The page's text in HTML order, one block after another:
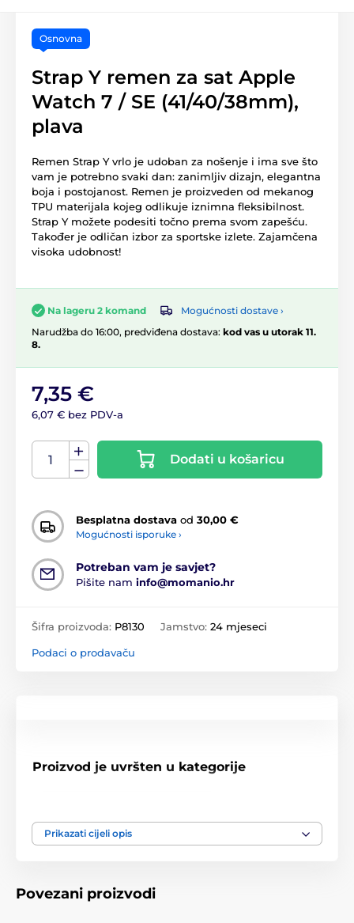
Osnovna
Strap Y remen za sat Apple
Watch 7 / SE (41/40/38mm),
plava
Remen Strap Y vrlo je udoban za nošenje i ima sve što
vam je potrebno svaki dan: zanimljiv dizajn, elegantna
boja i postojanost. Remen je proizveden od mekanog
TPU materijala kojeg odlikuje iznimna fleksibilnost.
Strap Y možete podesiti točno prema svom zapešću.
Također je odličan izbor za sportske izlete. Zajamčena
visoka udobnost!
Na lageru 2 komand
Mogućnosti dostave ›
Narudžba do 16:00, predviđena dostava: kod vas u utorak 11.
8.
7,35 €
6,07 € bez PDV-a
Dodati u košaricu
Besplatna dostava od 30,00 €
Mogućnosti isporuke ›
Potreban vam je savjet?
Pišite nam info@momanio.hr
Šifra proizvoda: P8130 Jamstvo: 24 mjeseci
Podaci o prodavaču
Proizvod je uvršten u kategorije
Prikazati cijeli opis
Povezani proizvodi